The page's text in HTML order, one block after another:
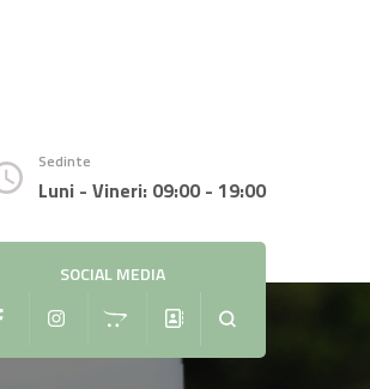
Sedinte
Luni - Vineri: 09:00 - 19:00
SOCIAL MEDIA